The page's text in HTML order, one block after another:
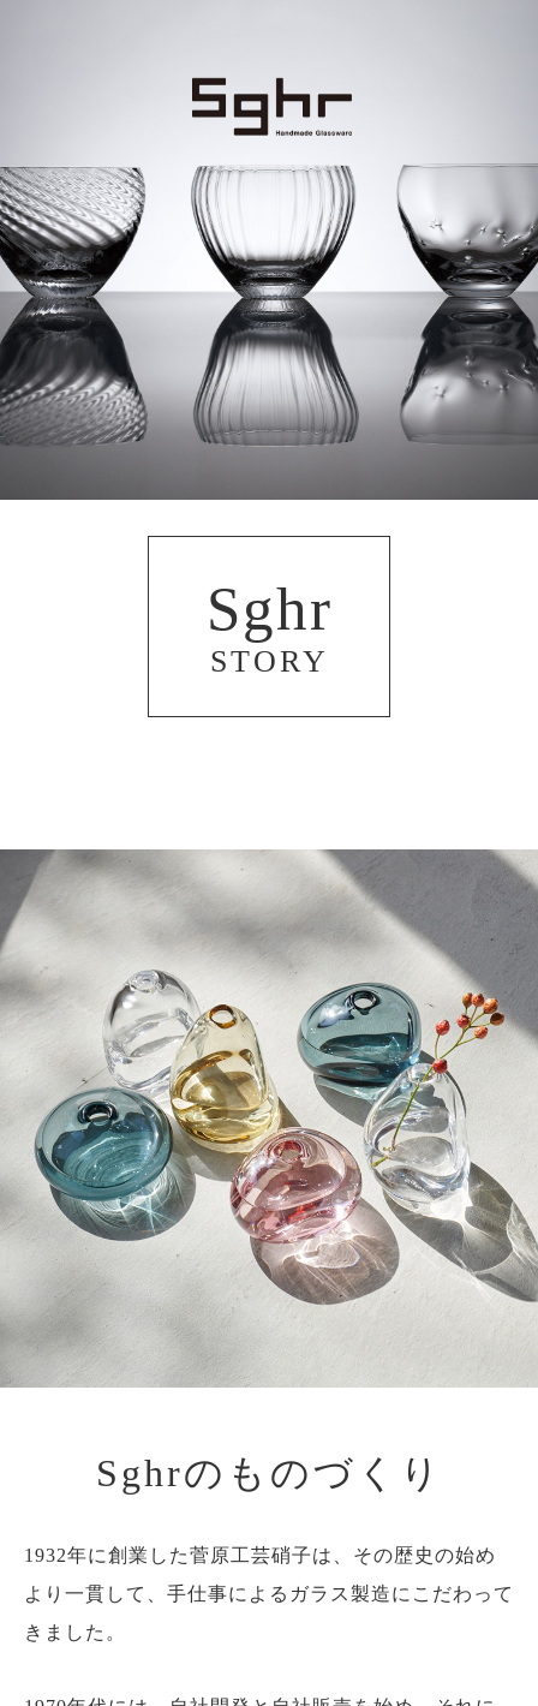
Sghr
STORY
Sghrのものづくり
1932年に創業した菅原工芸硝子は、その歴史の始め
より一貫して、手仕事によるガラス製造にこだわって
きました。